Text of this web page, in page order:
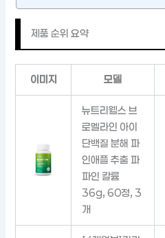
제품 순위 요약
이미지 모델
뉴트리웰스 브
로멜라인 아이
단백질 분해 파
인애플 추출 파
파인 칼륨
36g, 60정, 3
개